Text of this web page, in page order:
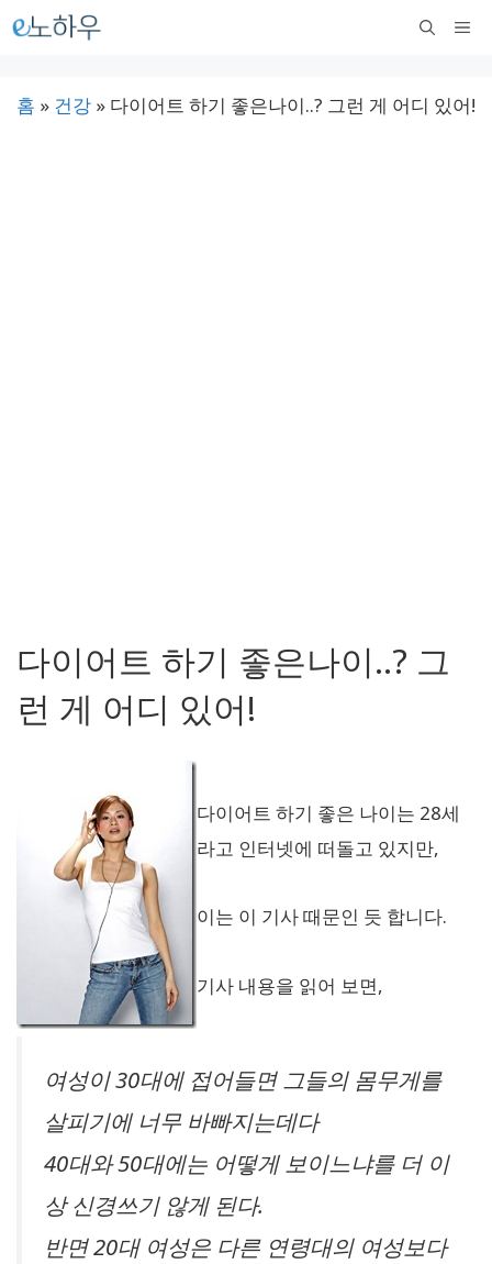
컨
메
홈 » 건강 » 다이어트 하기 좋은나이..? 그런 게 어디 있어!
다이어트 하기 좋은나이..? 그
런 게 어디 있어!
다이어트 하기 좋은 나이는 28세
라고 인터넷에 떠돌고 있지만,
이는 이 기사 때문인 듯 합니다.
기사 내용을 읽어 보면,
여성이 30대에 접어들면 그들의 몸무게를
살피기에 너무 바빠지는데다
40대와 50대에는 어떻게 보이느냐를 더 이
상 신경쓰기 않게 된다.
반면 20대 여성은 다른 연령대의 여성보다